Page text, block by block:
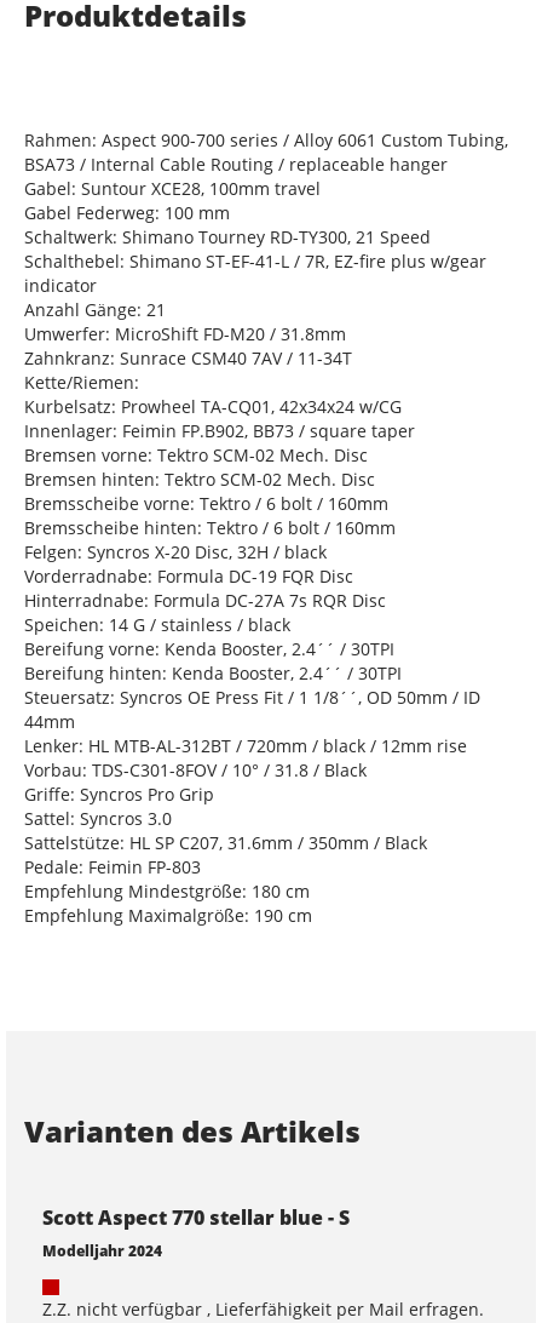
Produktdetails
Rahmen: Aspect 900-700 series / Alloy 6061 Custom Tubing,
BSA73 / Internal Cable Routing / replaceable hanger
Gabel: Suntour XCE28, 100mm travel
Gabel Federweg: 100 mm
Schaltwerk: Shimano Tourney RD-TY300, 21 Speed
Schalthebel: Shimano ST-EF-41-L / 7R, EZ-fire plus w/gear
indicator
Anzahl Gänge: 21
Umwerfer: MicroShift FD-M20 / 31.8mm
Zahnkranz: Sunrace CSM40 7AV / 11-34T
Kette/Riemen:
Kurbelsatz: Prowheel TA-CQ01, 42x34x24 w/CG
Innenlager: Feimin FP.B902, BB73 / square taper
Bremsen vorne: Tektro SCM-02 Mech. Disc
Bremsen hinten: Tektro SCM-02 Mech. Disc
Bremsscheibe vorne: Tektro / 6 bolt / 160mm
Bremsscheibe hinten: Tektro / 6 bolt / 160mm
Felgen: Syncros X-20 Disc, 32H / black
Vorderradnabe: Formula DC-19 FQR Disc
Hinterradnabe: Formula DC-27A 7s RQR Disc
Speichen: 14 G / stainless / black
Bereifung vorne: Kenda Booster, 2.4´´ / 30TPI
Bereifung hinten: Kenda Booster, 2.4´´ / 30TPI
Steuersatz: Syncros OE Press Fit / 1 1/8´´, OD 50mm / ID
44mm
Lenker: HL MTB-AL-312BT / 720mm / black / 12mm rise
Vorbau: TDS-C301-8FOV / 10° / 31.8 / Black
Griffe: Syncros Pro Grip
Sattel: Syncros 3.0
Sattelstütze: HL SP C207, 31.6mm / 350mm / Black
Pedale: Feimin FP-803
Empfehlung Mindestgröße: 180 cm
Empfehlung Maximalgröße: 190 cm
Varianten des Artikels
Scott Aspect 770 stellar blue - S
Modelljahr 2024
Z.Z. nicht verfügbar , Lieferfähigkeit per Mail erfragen.